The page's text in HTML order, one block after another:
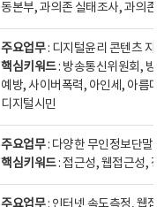
동본부, 과의존 실태조사, 과의존
주요업무: 디지털윤리 콘텐츠 지
핵심키워드: 방송통신위원회, 방
예방, 사이버폭력, 아인세, 아름
디지털시민
주요업무: 다양한 무인정보단말
핵심키워드: 접근성, 웹접근성,